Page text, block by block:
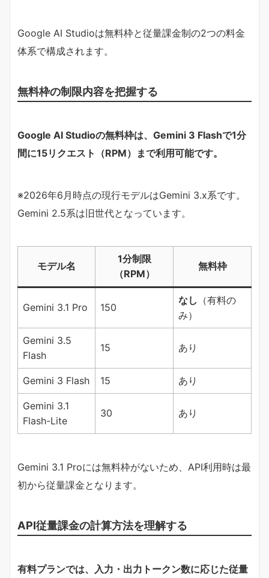
Google AI Studioは無料枠と従量課金制の2つの料金
体系で構成されます。
無料枠の制限内容を把握する
Google AI Studioの無料枠は、Gemini 3 Flashで1分
間に15リクエスト（RPM）まで利用可能です。​
※2026年6月時点の現行モデルはGemini 3.x系です。
Gemini 2.5系は旧世代となっています。
モデル名
1分制限
（RPM）
無料枠
Gemini 3.1 Pro 150
​なし​ ​（有料の
み）
Gemini 3.5
Flash
15 あり
Gemini 3 Flash 15 あり
Gemini 3.1
Flash-Lite
30 あり
Gemini 3.1 Proには無料枠がないため、API利用時は最
初から従量課金となります。
API従量課金の計算方法を理解する
​有料プランでは、入力・出力トークン数に応じた従量